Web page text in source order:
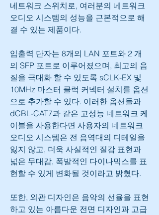
네트워크 스위치로, 여러분의 네트워크
오디오 시스템의 성능을 근본적으로 해
결 수 있는 제품이다.
입출력 단자는 8개의 LAN 포트와 2 개
의 SFP 포트로 이루어졌으며, 최고의 음
질을 극대화 할 수 있도록 sCLK-EX 및
10MHz 마스터 클럭 커넥터 설치를 옵션
으로 추가할 수 있다. 이러한 옵션들과
dCBL-CAT7과 같은 고성능 네트워크 케
이블을 사용한다면 사용자의 네트워크
오디오 시스템은 전 음역대의 디테일을
잃지 않고, 더욱 사실적인 질감 표현과
넓은 무대감, 폭발적인 다이나믹스를 표
현할 수 있게 변화될 것이라고 밝혔다.
또한, 외관 디자인은 음악의 선율을 표현
하고 있는 아름다운 전면 디자인과 고급